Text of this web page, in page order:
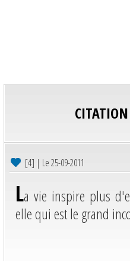
[4] | Le 25-09-2011
La vie inspire plus
elle qui est le grand